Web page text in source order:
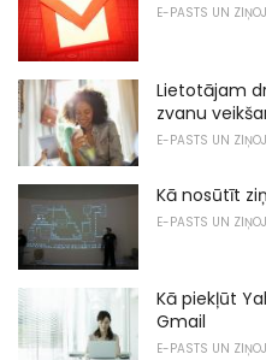
E-PASTS UN
Lietotājam
zvanu
E-PASTS UN
Kā nosūtīt
E-PASTS UN
Kā piekļūt
Gmail
E-PASTS UN